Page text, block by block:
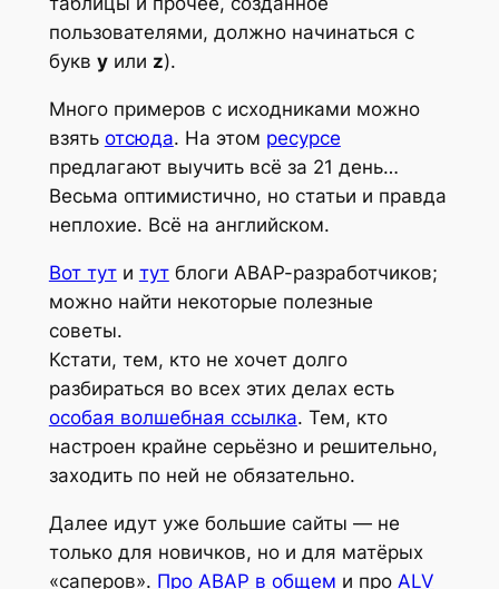
пользователями, должно начинаться с
букв yили z).
Много примеров с исходниками можно
взять отсюда. На этом ресурсе
предлагают выучить всё за 21 день…
Весьма оптимистично, но статьи и правда
неплохие. Всё на английском.
Вот тути тутблоги АВАР-разработчиков;
можно найти некоторые полезные
советы.
Кстати, тем, кто не хочет долго
разбираться во всех этих делах есть
особая волшебная ссылка. Тем, кто
настроен крайне серьёзно и решительно,
заходить по ней не обязательно.
Далее идут уже большие сайты — не
только для новичков, но и для матёрых
«саперов». Про ABAP в общем и про ALV